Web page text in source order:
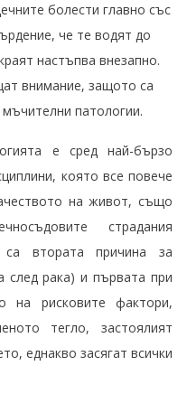
болести главно със
че те водят до
настъпва внезапно.
внимание, защото са
патологии.
е сред най-бързо
която все повече
на живот, също
страдания
втората причина за
след рака) и първата при
на рисковите фактори,
тегло, застоялият
еднакво засягат всички